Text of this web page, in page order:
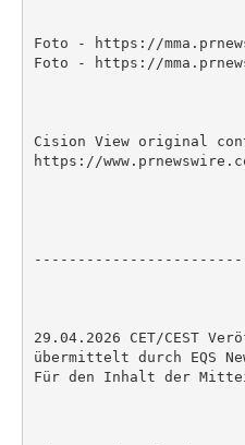
Foto - https://
Foto - https://
Cision View original
https://
29.04.2026 CET/CEST
übermittelt durch EQS
Für den Inhalt der